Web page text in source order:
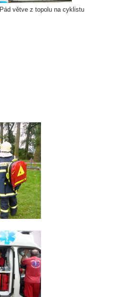
Pád větve z topolu na cyklistu